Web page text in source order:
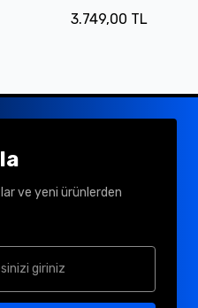
3.749,00 TL
ve yeni ürünlerden